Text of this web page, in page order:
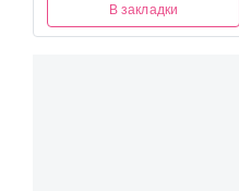
В закладки